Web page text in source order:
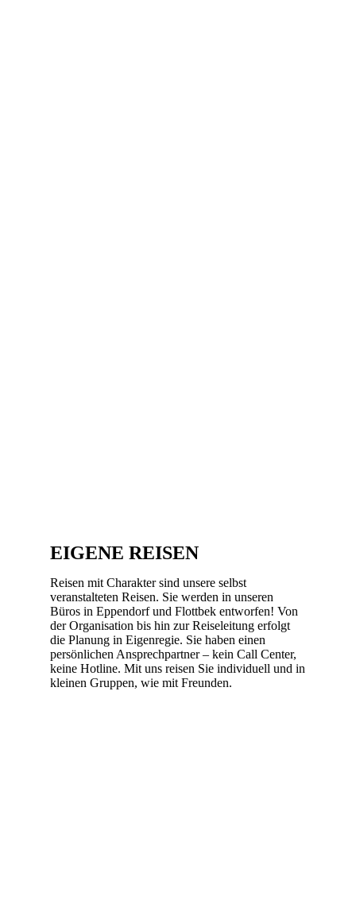
EIGENE REISEN
Reisen mit Charakter sind unsere selbst
veranstalteten Reisen. Sie werden in unseren
Büros in Eppendorf und Flottbek entworfen! Von
der Organisation bis hin zur Reiseleitung erfolgt
die Planung in Eigenregie. Sie haben einen
persönlichen Ansprechpartner – kein Call Center,
keine Hotline. Mit uns reisen Sie individuell und in
kleinen Gruppen, wie mit Freunden.